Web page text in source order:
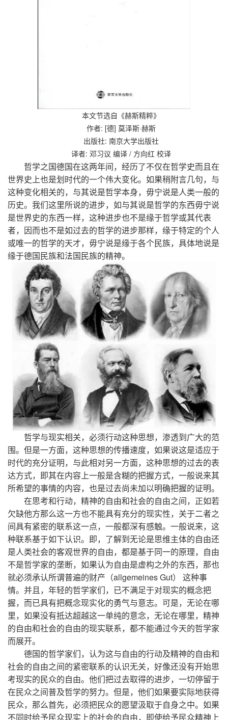
本文节选自《赫斯精粹》
作者: [德] 莫泽斯·赫斯
出版社: 南京大学出版社
译者: 邓习议 编译 / 方向红 校译
哲学之国德国在这两年间，经历了不仅在哲学史而且在
世界史上也是划时代的一个伟大变化。如果稍附言几句，与
这种变化相关的，与其说是哲学本身，毋宁说是人类一般的
历史。我们这里所说的进步，如与其说是哲学的东西毋宁说
是世界史的东西一样，这种进步也不是缘于哲学或其代表
者，因而也不是如过去的哲学的进步那样，缘于特定的个人
或唯一的哲学的天才，毋宁说是缘于各个民族，具体地说是
缘于德国民族和法国民族的精神。
哲学与现实相关，必须行动这种思想，渗透到广大的范
围。但是一方面，这种思想的传播速度，如果说这是适应于
时代的充分证明，与此相对另一方面，这种思想的过去的表
达方式，即其在内容上一般是含糊的把握方式，一般说来其
所希望的事情的内容，也是过去尚未加以明确把握的证明。
在思考和行动，精神的自由和社会的自由之间，正如若
欠缺他方那么这一方也不能具有充分的现实性，关于二者之
间具有紧密的联系这一点，一般都深有感触。一般说来，这
种联系基于如下认识。即，了解到无论是思维主体的自由还
是人类社会的客观世界的自由，都是基于同一的原理，自由
不是哲学家的垄断，如果认为自由是虚构之外的东西，那也
就必须承认所谓普遍的财产（allgemeines Gut） 这种事
情。并且，年轻的哲学家们，已不满足于对现实的概念把
握，而已具有把概念现实化的勇气与意志。可是，无论在哪
里，如果没有抵达超越这一单纯的意念，无论在哪里，精神
的自由和社会的自由的现实联系，都不能通过今天的哲学家
而展开。
德国的哲学家们，认为这与自由的行动及精神的自由和
社会的自由之间的紧密联系的认识无关，好像还没有开始思
考现实的民众的自由。他们把过去取得的进步，一切停留于
在民众之间普及哲学的努力。但是，他们如果要实际地获得
民众，那么首先，必须把民众的愿望汲取于自身之中。如果
不同时给予民众现实上的社会的自由，即使给予民众精神上